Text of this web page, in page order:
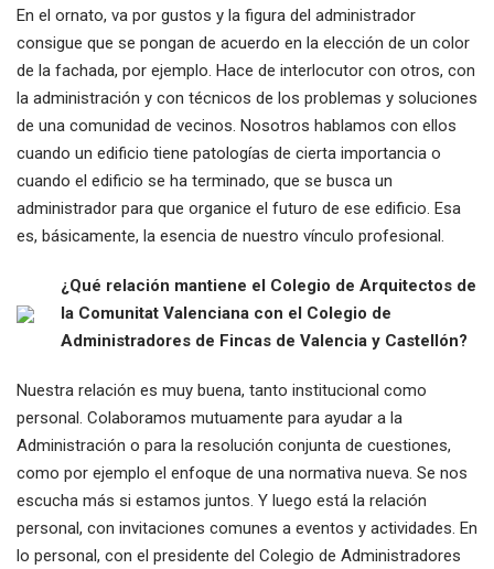
En el ornato, va por gustos y la figura del administrador
consigue que se pongan de acuerdo en la elección de un color
de la fachada, por ejemplo. Hace de interlocutor con otros, con
la administración y con técnicos de los problemas y soluciones
de una comunidad de vecinos. Nosotros hablamos con ellos
cuando un edificio tiene patologías de cierta importancia o
cuando el edificio se ha terminado, que se busca un
administrador para que organice el futuro de ese edificio. Esa
es, básicamente, la esencia de nuestro vínculo profesional.
¿Qué relación mantiene el Colegio de Arquitectos de
la Comunitat Valenciana con el Colegio de
Administradores de Fincas de Valencia y Castellón?
Nuestra relación es muy buena, tanto institucional como
personal. Colaboramos mutuamente para ayudar a la
Administración o para la resolución conjunta de cuestiones,
como por ejemplo el enfoque de una normativa nueva. Se nos
escucha más si estamos juntos. Y luego está la relación
personal, con invitaciones comunes a eventos y actividades. En
lo personal, con el presidente del Colegio de Administradores